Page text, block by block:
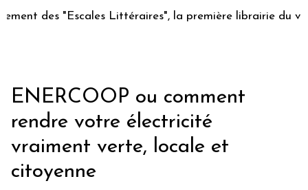
"Escales Littéraires", la première librairie du voyage
ENERCOOP ou comment
rendre votre électricité
vraiment verte, locale et
citoyenne